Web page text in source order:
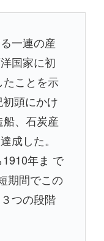
一連の産
国家に初
ことを示
頭にかけ
、石炭産
成した。
年ま で
期間でこの
つの段階